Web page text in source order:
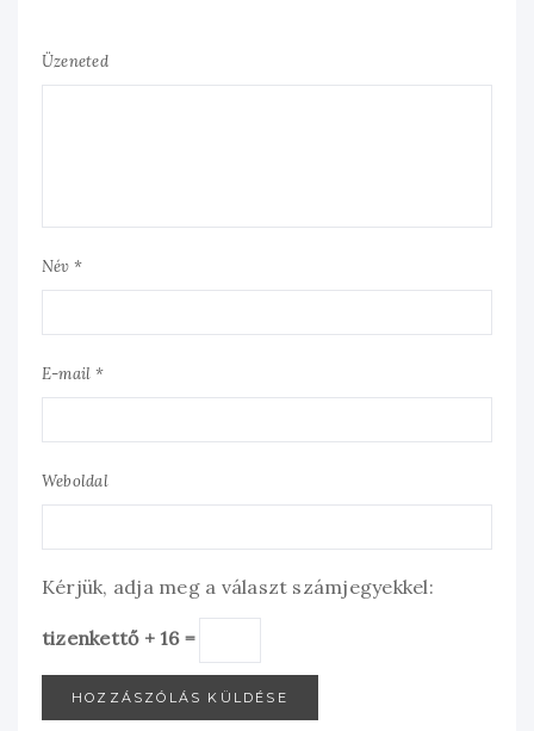
Üzeneted
Név *
E-mail *
Weboldal
Kérjük, adja meg a választ számjegyekkel:
tizenkettő + 16 =